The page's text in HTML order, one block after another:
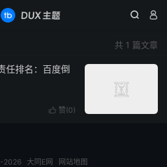
 
共 1 篇文章
任排名：百度倒
 赞(0)
2026 大同E网
网站地图